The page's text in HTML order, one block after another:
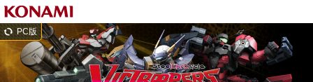
PC版